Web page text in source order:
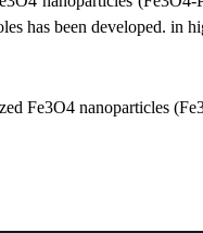
triazoles has been
functionalized Fe3O4